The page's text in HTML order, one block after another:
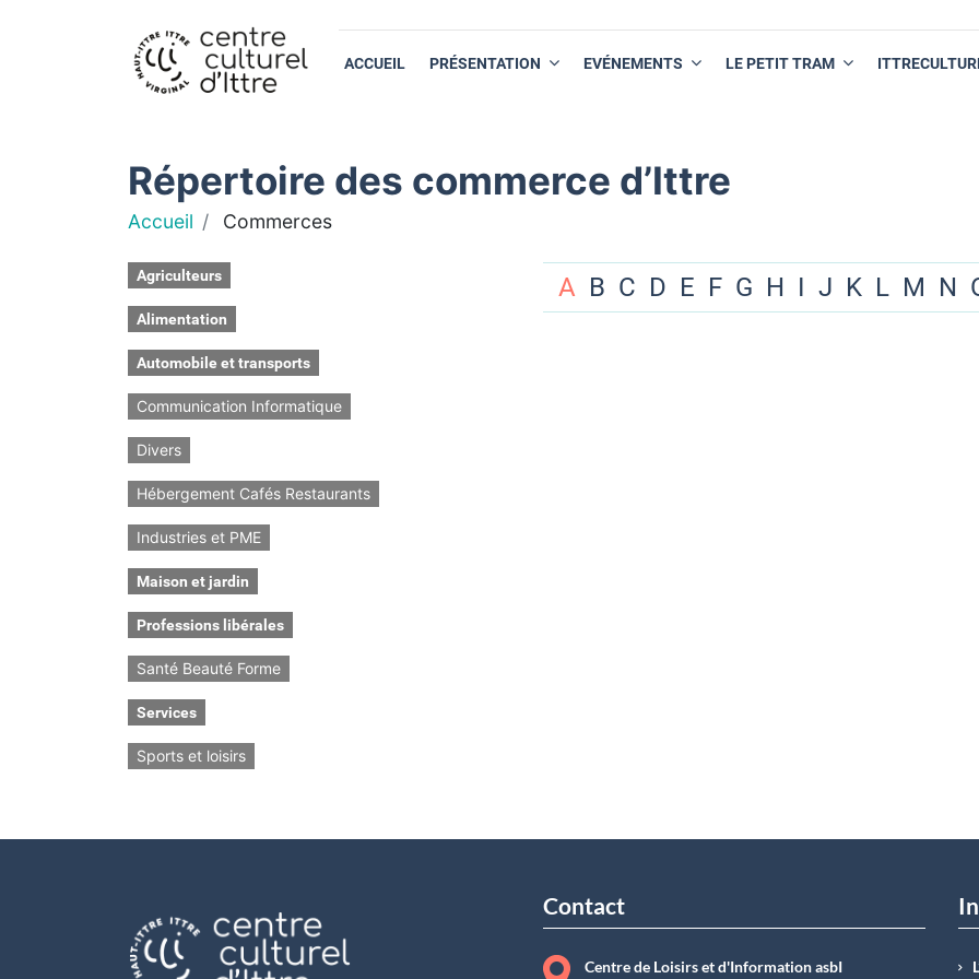
ACCUEIL PRÉSENTATION EVÉNEMENTS LE PETIT TRAM
Répertoire des commerce d’Ittre
Accueil Commerces
Agriculteurs
Alimentation
Automobile et transports
Communication Informatique
Divers
Hébergement Cafés Restaurants
Industries et PME
Maison et jardin
Professions libérales
Santé Beauté Forme
Services
Sports et loisirs
A B C D E F G H I J K L M N
Contact
Centre de Loisirs et d'Information asbI